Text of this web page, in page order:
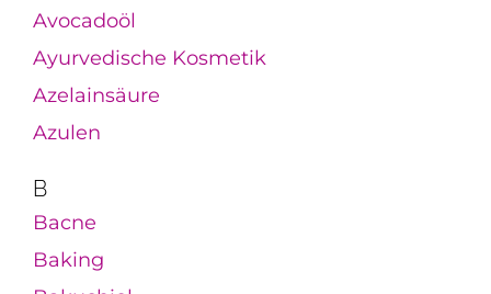
Avocadoöl
Ayurvedische Kosmetik
Azelainsäure
Azulen
B
Bacne
Baking